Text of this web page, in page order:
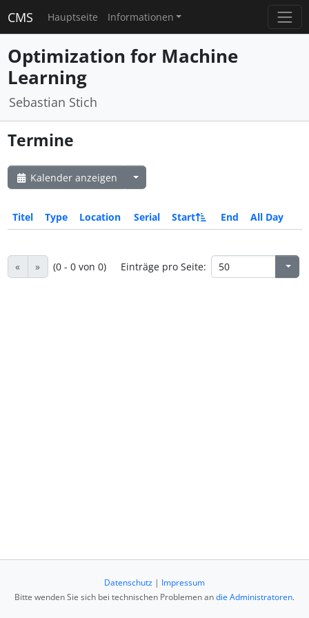
CMS Hauptseite Informationen
Optimization for Machine
Learning
Sebastian Stich
Termine
Kalender anzeigen
Titel Type Location Serial Start End All Day
« » (0 - 0 von 0) Einträge pro Seite:
Datenschutz | Impressum
Bitte wenden Sie sich bei technischen Problemen andie Administratoren.